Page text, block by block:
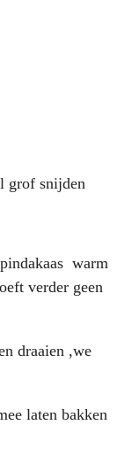
grof snijden
warm
verder geen
draaien ,we
laten bakken